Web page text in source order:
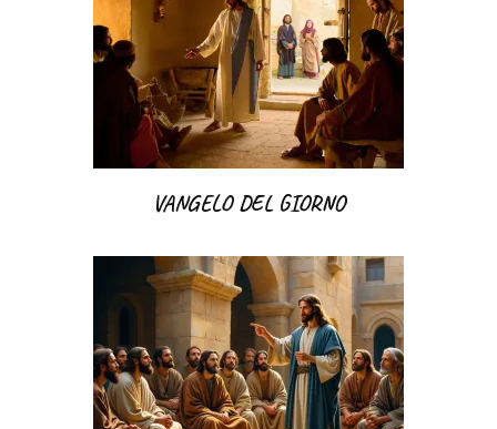
VANGELO DEL GIORNO